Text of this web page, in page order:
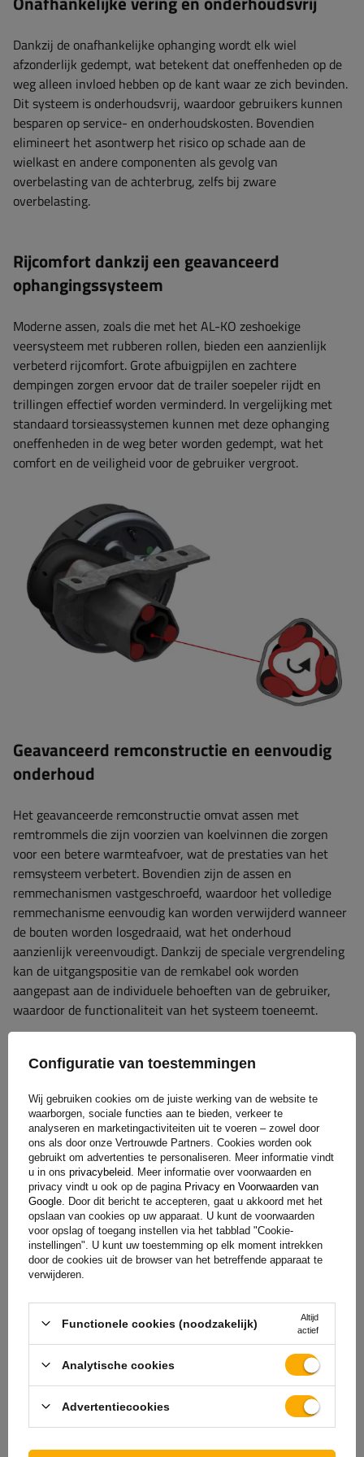
Dankzij de onafhankelijke ophanging wordt elk wiel
afzonderlijk gedempt, wat betekent dat oneffenheden op de
weg alleen invloed hebben op de kant waar ze zich bevinden.
Dit systeem is onderhoudsvrij, waardoor gebruikers kunnen
besparen op service- en onderhoudskosten. Bovendien
elimineert het asontwerp het risico op schade aan de
wielkast en andere componenten als gevolg van
overbelasting van de achterbrug, zelfs bij zware
overbelasting.
Rijcomfort dankzij een geavanceerd
ophangingssysteem
Moderne assen, zoals die met het AL-KO zeshoekige
veersysteem met rubberen rollen, bieden een aanzienlijk
verbeterd rijcomfort. Grote afbuigpijlen en zachtere
dempingen zorgen ervoor dat de trailer soepeler rijdt en
trillingen effectief worden verminderd. In vergelijking met
standaard torsieassystemen kunnen met deze ophanging
oneffenheden in de weg beter worden gedempt, wat het
comfort en de veiligheid voor de gebruiker vergroot.
Geavanceerd remconstructie en eenvoudig
onderhoud
Het geavanceerde remconstructie omvat assen met
remtrommels die zijn voorzien van koelvinnen die zorgen
voor een betere warmteafvoer, wat de prestaties van het
remsysteem verbetert. Bovendien zijn de assen en
remmechanismen vastgeschroefd, waardoor het volledige
remmechanisme eenvoudig kan worden verwijderd wanneer
de bouten worden losgedraaid, wat het onderhoud
aanzienlijk vereenvoudigt. Dankzij de speciale vergrendeling
kan de uitgangspositie van de remkabel ook worden
aangepast aan de individuele behoeften van de gebruiker,
waardoor de functionaliteit van het systeem toeneemt.
Onderhoudsvrije lagers en eenvoudige
montage
De assen zijn voorzien van dubbele hoekcontactkogellagers
(compactlagers), die een levensduur van 250.000 km hebben.
Ze worden levenslang gesmeerd met een speciaal
waterverdringend vet dat het binnendringen van vet
voorkomt. Extra beveiligingen, zoals dubbele
naafafdichtingen, beschermen de mechanismen tegen water
Configuratie van toestemmingen
Wij gebruiken cookies om de juiste werking van de website te
waarborgen, sociale functies aan te bieden, verkeer te
analyseren en marketingactiviteiten uit te voeren – zowel door
ons als door onze Vertrouwde Partners. Cookies worden ook
gebruikt om advertenties te personaliseren. Meer informatie vindt
u in ons privacybeleid . Meer informatie over voorwaarden en
privacy vindt u ook op de pagina Privacy en Voorwaarden van
Google . Door dit bericht te accepteren, gaat u akkoord met het
opslaan van cookies op uw apparaat. U kunt de voorwaarden
voor opslag of toegang instellen via het tabblad "Cookie-
instellingen". U kunt uw toestemming op elk moment intrekken
door de cookies uit de browser van het betreffende apparaat te
verwijderen.
Functionele cookies (noodzakelijk)
Altijd
actief
Analytische cookies
Advertentiecookies